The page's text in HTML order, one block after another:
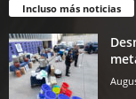
Incluso más noticias